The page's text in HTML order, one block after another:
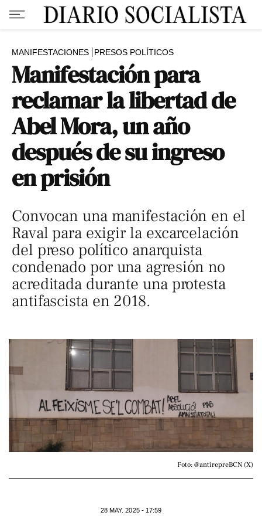
MANIFESTACIONES PRESOS POLÍTICOS
Manifestación para
reclamar la libertad de
Abel Mora, un año
después de su ingreso
en prisión
Convocan una manifestación en el
Raval para exigir la excarcelación
del preso político anarquista
condenado por una agresión no
acreditada durante una protesta
antifascista en 2018.
Foto: @antirepreBCN (X)
28 MAY. 2025 - 17:59